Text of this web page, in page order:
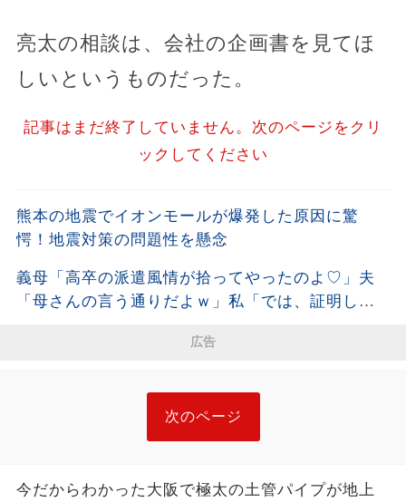
亮太の相談は、会社の企画書を見てほ
しいというものだった。
記事はまだ終了していません。次のページをクリ
ックしてください
熊本の地震でイオンモールが爆発した原因に驚
愕！地震対策の問題性を懸念
義母「高卒の派遣風情が拾ってやったのよ♡」夫
「母さんの言う通りだよｗ」私「では、証明しま
広告
次のページ
今だからわかった大阪で極太の土管パイプが地上